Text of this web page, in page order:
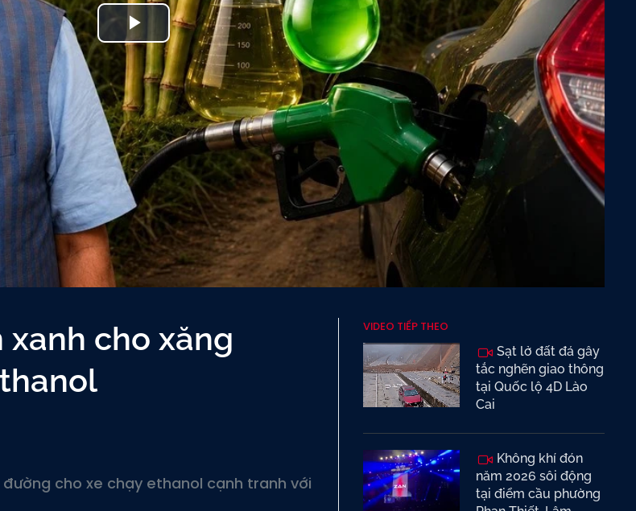
Play
Video
xanh cho xăng
cho xe chạy ethanol cạnh tranh với
VIDEO TIẾP THEO
Sạt lở đất đá gây
tắc nghẽn giao thông
tại Quốc lộ 4D Lào
Cai
Không khí đón
năm 2026 sôi động
tại điểm cầu phường